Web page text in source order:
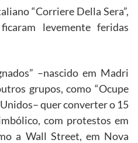
“Corriere Della Sera”,
levemente feridas
–nascido em Madri
grupos, como “Ocupe
quer converter o 15
com protestos em
a Wall Street, em Nova